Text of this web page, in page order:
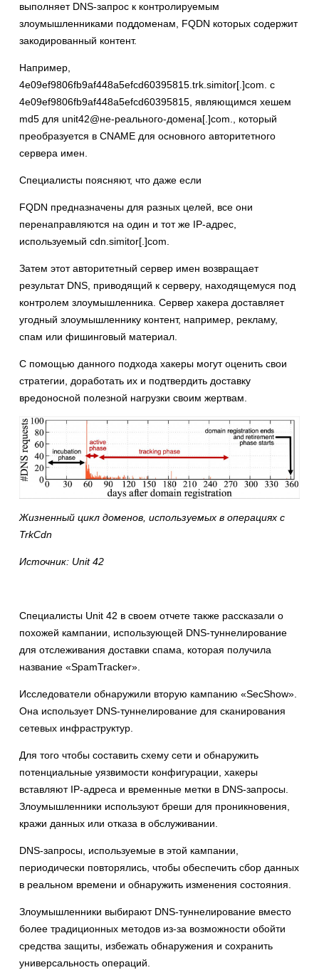
выполняет DNS-запрос к контролируемым
злоумышленниками поддоменам, FQDN которых содержит
закодированный контент.
Например,
4e09ef9806fb9af448a5efcd60395815.trk.simitor[.]com. с
4e09ef9806fb9af448a5efcd60395815, являющимся хешем
md5 для unit42@не-реального-домена[.]com., который
преобразуется в CNAME для основного авторитетного
сервера имен.
Специалисты поясняют, что даже если
FQDN предназначены для разных целей, все они
перенаправляются на один и тот же IP-адрес,
используемый cdn.simitor[.]com.
Затем этот авторитетный сервер имен возвращает
результат DNS, приводящий к серверу, находящемуся под
контролем злоумышленника. Сервер хакера доставляет
угодный злоумышленнику контент, например, рекламу,
спам или фишинговый материал.
С помощью данного подхода хакеры могут оценить свои
стратегии, доработать их и подтвердить доставку
вредоносной полезной нагрузки своим жертвам.
Жизненный цикл доменов, используемых в операциях с
TrkCdn
Источник: Unit 42
Специалисты Unit 42 в своем отчете также рассказали о
похожей кампании, использующей DNS-туннелирование
для отслеживания доставки спама, которая получила
название «SpamTracker».
Исследователи обнаружили вторую кампанию «SecShow».
Она использует DNS-туннелирование для сканирования
сетевых инфраструктур.
Для того чтобы составить схему сети и обнаружить
потенциальные уязвимости конфигурации, хакеры
вставляют IP-адреса и временные метки в DNS-запросы.
Злоумышленники используют бреши для проникновения,
кражи данных или отказа в обслуживании.
DNS-запросы, используемые в этой кампании,
периодически повторялись, чтобы обеспечить сбор данных
в реальном времени и обнаружить изменения состояния.
Злоумышленники выбирают DNS-туннелирование вместо
более традиционных методов из-за возможности обойти
средства защиты, избежать обнаружения и сохранить
универсальность операций.